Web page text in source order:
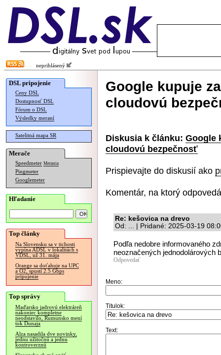
neprihlásený
DSL pripojenie
Ceny DSL
Dostupnosť DSL
Fórum o DSL
Výsledky meraní
Satelitná mapa SR
Merače
Speedmeter Merania
Pingmeter
Googlemeter
Hľadanie
Top články
Na Slovensku sa v tichosti
vypína ADSL v lokalitách s
VDSL, už 31. mája
Orange sa doťahuje na UPC
a O2, spustí 2.5 Gbps
pripojenie
Top správy
Maďarsko jadrovú elektráreň
nakoniec kompletne
neodstavilo, Rumunsko mení
tok Dunaja
Alza nasadila dve novinky,
jednu užitočnú a jednu
kontroverznú
Google kupuje
cloudovú
Diskusia k článku: Google
cloudovú bezpečnosť
Prispievajte do diskusií ako
Komentár, na ktorý
Re: kešovica na drevo
Od: ... | Pridané: 2025-03-19
Podľa nedobre informovaného
neoznačených jednodolárových
Odpovedať
Meno:
Titulok:
Text: